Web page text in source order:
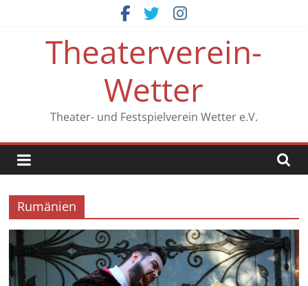
Theaterverein-
Wetter
Theater- und Festspielverein Wetter e.V.
Rumänien